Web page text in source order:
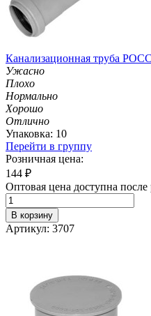
Канализационная труба
Ужасно
Плохо
Нормально
Хорошо
Отлично
Упаковка: 10
Перейти в группу
Розничная цена:
144 ₽
Оптовая цена доступна после
В корзину
Артикул: 3707